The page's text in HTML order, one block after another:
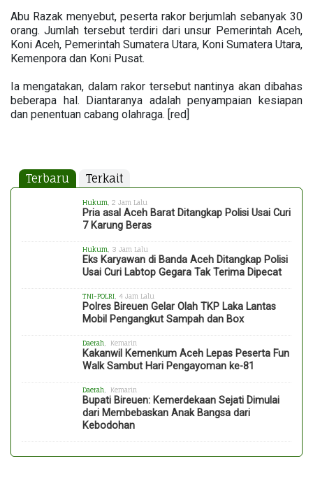
Abu Razak menyebut, peserta rakor berjumlah sebanyak 30
orang. Jumlah tersebut terdiri dari unsur Pemerintah Aceh,
Koni Aceh, Pemerintah Sumatera Utara, Koni Sumatera Utara,
Kemenpora dan Koni Pusat.
Ia mengatakan, dalam rakor tersebut nantinya akan dibahas
beberapa hal. Diantaranya adalah penyampaian kesiapan
dan penentuan cabang olahraga. [red]
Terbaru Terkait
Hukum , 2 Jam Lalu
Pria asal Aceh Barat Ditangkap Polisi Usai Curi
7 Karung Beras
Hukum , 3 Jam Lalu
Eks Karyawan di Banda Aceh Ditangkap Polisi
Usai Curi Labtop Gegara Tak Terima Dipecat
TNI-POLRI , 4 Jam Lalu
Polres Bireuen Gelar Olah TKP Laka Lantas
Mobil Pengangkut Sampah dan Box
Daerah , Kemarin
Kakanwil Kemenkum Aceh Lepas Peserta Fun
Walk Sambut Hari Pengayoman ke-81
Daerah , Kemarin
Bupati Bireuen: Kemerdekaan Sejati Dimulai
dari Membebaskan Anak Bangsa dari
Kebodohan